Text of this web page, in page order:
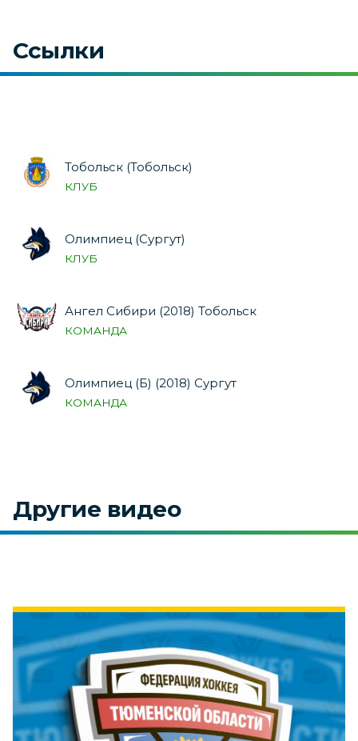
Ссылки
Тобольск (Тобольск)
КЛУБ
Олимпиец (Сургут)
КЛУБ
Ангел Сибири (2018) Тобольск
КОМАНДА
Олимпиец (Б) (2018) Сургут
КОМАНДА
Другие видео